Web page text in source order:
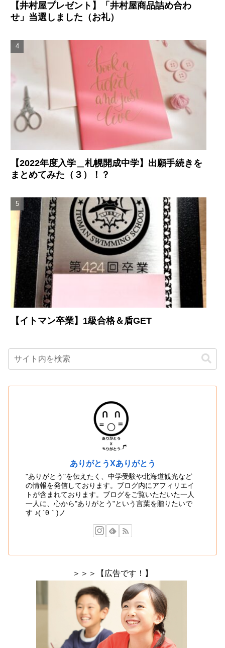
【井村屋プレゼント】「井村屋商品詰め合わ
せ」当選しました（お礼）
【2022年度入学＿札幌開成中学】出願手続きを
まとめてみた（３）！？
【イトマン卒業】1級合格＆盾GET
ありがとうXありがとう
"ありがとう"を伝えたく、中学受験や北海道観光など
の情報を発信しております。ブログ内にアフィリエイ
トが含まれております。ブログをご覧いただいた一人
一人に、心から"ありがとう"という言葉を贈りたいで
す ♪( ´θ｀)ノ
＞＞＞【広告です！】